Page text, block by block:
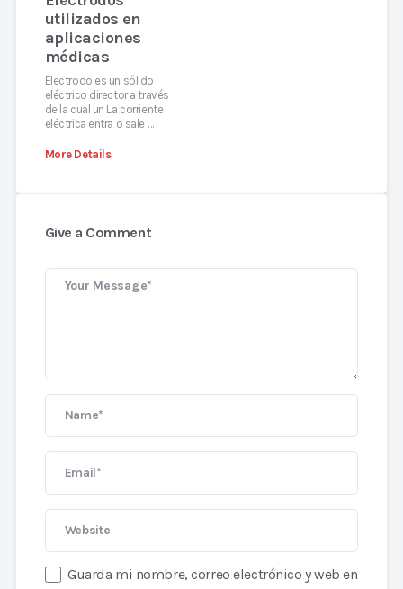
utilizados en
aplicaciones
médicas
Electrodo es un sólido
eléctrico director a través
de la cual un La corriente
eléctrica entra o sale …
More Details
Give a Comment
Guarda mi nombre, correo electrónico y web en